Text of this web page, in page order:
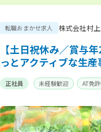
転職おまかせ求人 株式会社村
【土日祝休み／賞与
っとアクティブな生
正社員 未経験歓迎 AT免